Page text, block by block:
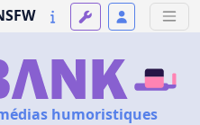
humoristiques